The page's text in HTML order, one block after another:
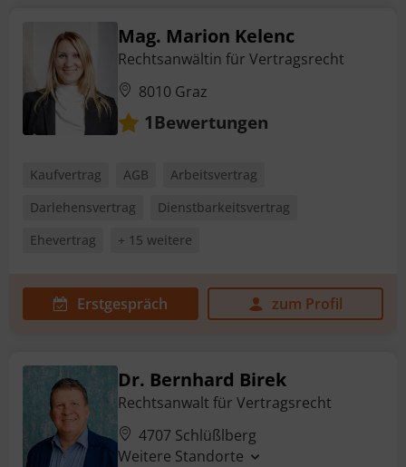
Mag. Marion Kelenc
Rechtsanwältin für Vertragsrecht
8010 Graz
1Bewertungen
Kaufvertrag AGB
Arbeitsvertrag
Darlehensvertrag
Dienstbarkeitsvertrag
Ehevertrag
+ 15 weitere
Erstgespräch zum Profil
Dr. Bernhard Birek
Rechtsanwalt für Vertragsrecht
4707 Schlüßlberg
Weitere Standorte